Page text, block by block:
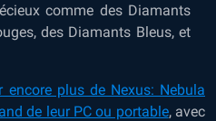
comme des Diamants
des Diamants Bleus, et
encore plus de Nexus: Nebula
de leur PC ou portable, avec